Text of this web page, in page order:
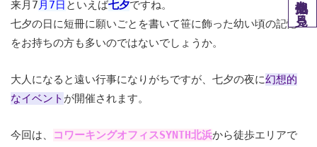
来月7月7日 といえば七夕ですね。
七夕の日に短冊に願いごとを書いて笹に飾った幼い頃の記憶
をお持ちの方も多いのではないでしょうか。
大人になると遠い行事になりがちですが、七夕の夜に幻想的
なイベント が開催されます。
今回は、 コワーキングオフィスSYNTH北浜から徒歩エリアで
他拠点を見る